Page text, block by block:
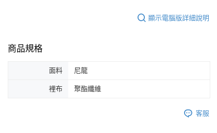
顯示電腦版詳細說明
商品規格
面料 尼龍
裡布 聚酯纖維
客服